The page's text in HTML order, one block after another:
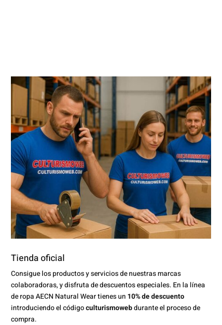
Tienda oficial
Consigue los productos y servicios de nuestras marcas
colaboradoras, y disfruta de descuentos especiales. En la línea
de ropa AECN Natural Wear tienes un 10% de descuento
introduciendo el códigoculturismowebdurante el proceso de
compra.